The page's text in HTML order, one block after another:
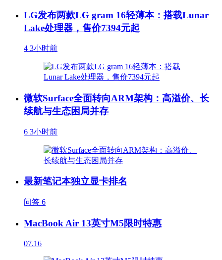
LG发布两款LG gram 16轻薄本：搭载Lunar
Lake处理器，售价7394元起
4 3小时前
微软Surface全面转向ARM架构：高溢价、长
续航与生态困局并存
6 3小时前
最新笔记本独立显卡排名
问答 6
MacBook Air 13英寸M5限时特惠
07.16